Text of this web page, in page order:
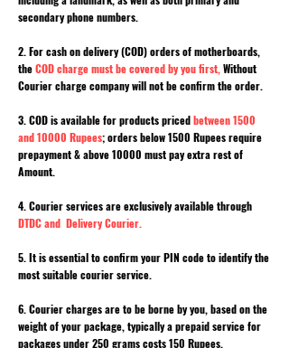
secondary phone numbers.
2. For cash on delivery (COD) orders of motherboards,
theCOD charge must be covered by you first, Without
Courier charge company will not be confirm the order.
3. COD is available for products pricedbetween 1500
and 10000 Rupees; orders below 1500 Rupees require
prepayment & above 10000 must pay extra rest of
Amount.
4. Courier services are exclusively available through
DTDC and Delivery Courier.
5. It is essential to confirm your PIN code to identify the
most suitable courier service.
6. Courier charges are to be borne by you, based on the
weight of your package, typically a prepaid service for
packages under 250 grams costs 150 Rupees.